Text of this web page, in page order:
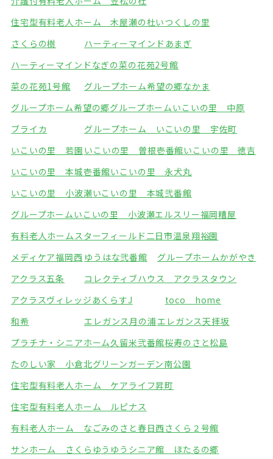
住宅型有料老人ホーム 木屋瀬の杜いつくしの里
さくらの樹
ハーティーマインドあまぎ
ハーティーマインドなぎの菜の花苑2号館
菜の花苑1号館
グループホーム希望の郷なかま
グループホーム希望の郷グループホームいこいの里 中原
ブライカ
グループホーム いこいの里 宇佐町
いこいの里 若園 いこいの里 曽根壱番館いこいの里 徳吉
いこいの里 本城壱番館いこいの里 永犬丸
いこいの里 小波瀬いこいの里 本城弐番館
グループホームいこいの里 小波瀬エルスリー福岡糟屋
有料老人ホームスターフィールド二日市温泉翔裕園
メディケア福岡西 ゆうはな弐番館
グループホームかがやき
アクラス五条
コレクティブハウス アクラスタウン
アクラスヴィレッジ あくらすJ
toco home
和希
エレガンス月の浦エレガンス天拝坂
プラチナ・シニアホーム久留米弐番館桜寿のさと松島
たのしい家 小倉北グリーンガーデン南公園
住宅型有料老人ホーム ケアライフ昇町
住宅型有料老人ホーム ルピナス
有料老人ホーム なごみのさと春日西さくら２号館
サンホーム さくら ゆうゆうシニア館 ほたるの郷